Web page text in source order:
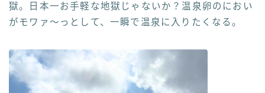
獄。日本一お手軽な地獄じゃないか？温泉卵のにおい
がモワァ〜っとして、一瞬で温泉に入りたくなる。